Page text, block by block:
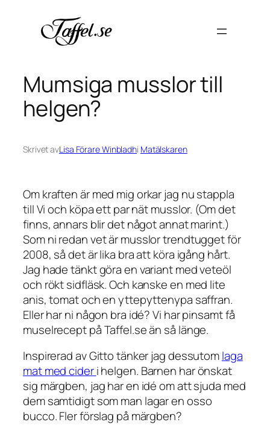
innehåll
Mumsiga musslor till
helgen?
Skrivet avLisa Förare Winbladhi Matälskaren
Om kraften är med mig orkar jag nu stappla
till Vi och köpa ett par nät musslor. (Om det
finns, annars blir det något annat marint.)
Som ni redan vet är musslor trendtugget för
2008, så det är lika bra att köra igång hårt.
Jag hade tänkt göra en variant med veteöl
och rökt sidfläsk. Och kanske en med lite
anis, tomat och en yttepyttenypa saffran.
Eller har ni någon bra idé? Vi har pinsamt få
muselrecept på Taffel.se än så länge.
Inspirerad av Gitto tänker jag dessutomlaga
mat med cideri helgen. Barnen har önskat
sig märgben, jag har en idé om att sjuda med
dem samtidigt som man lagar en osso
bucco. Fler förslag på märgben?